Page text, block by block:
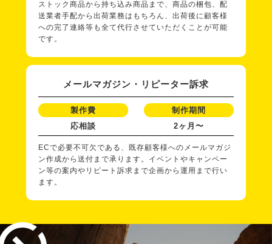
ストック商品から持ち込み商品まで、商品の梱包、配
送業者手配から出荷業務はもちろん、出荷後に顧客様
への完了連絡等も全て代行させていただくことが可能
です。
メールマガジン・リピーター訴求
製作費
応相談
制作期間
2ヶ月〜
ECで必要不可欠である、既存顧客様へのメールマガジ
ン作成から送付まで承ります。イベントやキャンペー
ン等の案内やリピート訴求まで企画から運用まで行い
ます。